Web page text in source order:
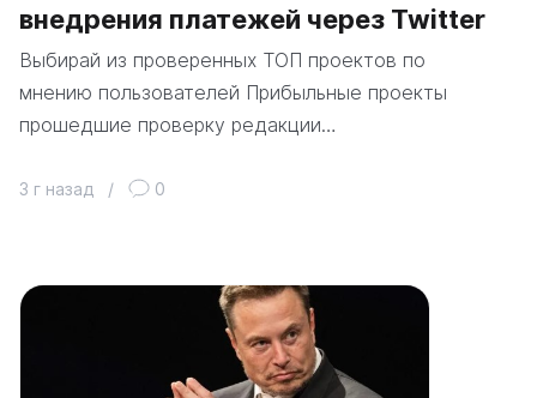
внедрения платежей через Twitter
Выбирай из проверенных ТОП проектов по
мнению пользователей Прибыльные проекты
прошедшие проверку редакции…
3 г назад / 0